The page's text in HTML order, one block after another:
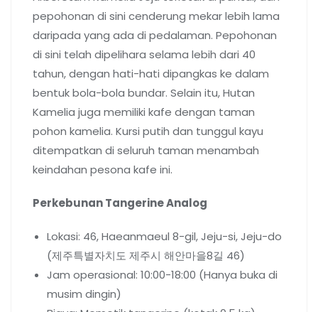
pepohonan di sini cenderung mekar lebih lama
daripada yang ada di pedalaman. Pepohonan
di sini telah dipelihara selama lebih dari 40
tahun, dengan hati-hati dipangkas ke dalam
bentuk bola-bola bundar. Selain itu, Hutan
Kamelia juga memiliki kafe dengan taman
pohon kamelia. Kursi putih dan tunggul kayu
ditempatkan di seluruh taman menambah
keindahan pesona kafe ini.
Perkebunan Tangerine Analog
Lokasi: 46, Haeanmaeul 8-gil, Jeju-si, Jeju-do
(제주특별자치도 제주시 해안마을8길 46)
Jam operasional: 10:00-18:00 (Hanya buka di
musim dingin)